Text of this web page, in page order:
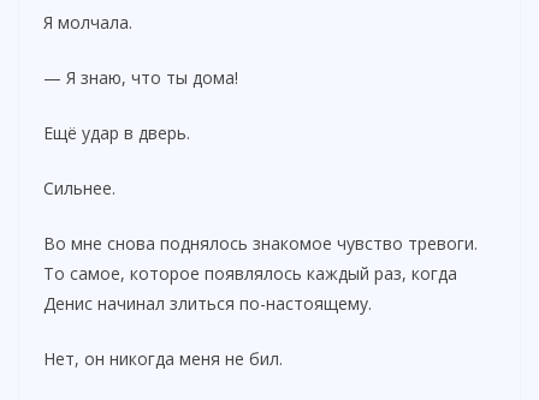
Я молчала.
— Я знаю, что ты дома!
Ещё удар в дверь.
Сильнее.
Во мне снова поднялось знакомое чувство тревоги.
То самое, которое появлялось каждый раз, когда
Денис начинал злиться по-настоящему.
Нет, он никогда меня не бил.